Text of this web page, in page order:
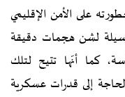
على الأمن الإقليمي
لشن هجمات دقيقة
كما أنّها تتيح لتلك
إلى قدرات عسكرية